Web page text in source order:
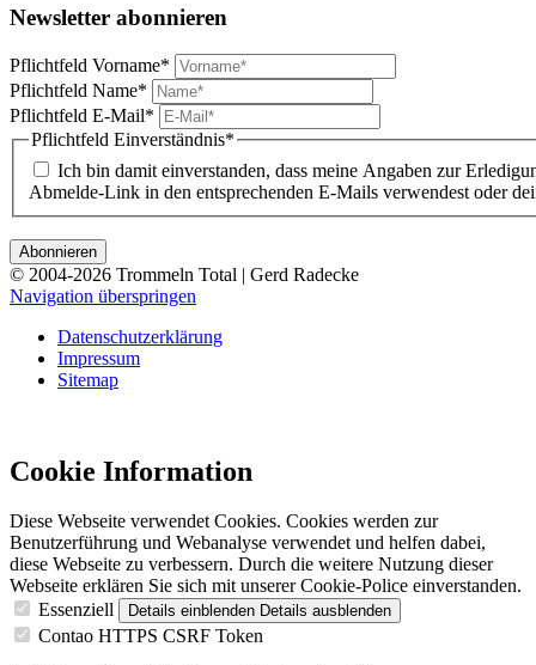
Newsletter abonnieren
Pflichtfeld Vorname*
Pflichtfeld Name*
Pflichtfeld E-Mail*
Pflichtfeld Einverständnis*
Ich bin damit einverstanden, dass meine Angaben zur
Abmelde-Link in den entsprechenden E-Mails verwendest oder
© 2004-2026 Trommeln Total | Gerd Radecke
Navigation überspringen
Datenschutzerklärung
Impressum
Sitemap
Cookie Information
Diese Webseite verwendet Cookies. Cookies werden zur
Benutzerführung und Webanalyse verwendet und helfen dabei,
diese Webseite zu verbessern. Durch die weitere Nutzung dieser
Webseite erklären Sie sich mit unserer Cookie-Police einverstanden.
Essenziell
Details einblenden Details ausblenden
Contao HTTPS CSRF Token